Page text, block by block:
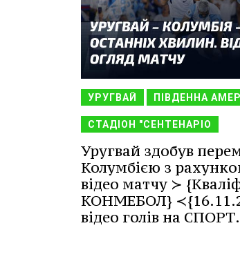
УРУГВАЙ ПІВДЕННА
СТАДІОН "СЕНТЕНАРІО
Уругвай здобув
Колумбією з
відео матчу ≻
КОНМЕБОЛ}
відео голів на